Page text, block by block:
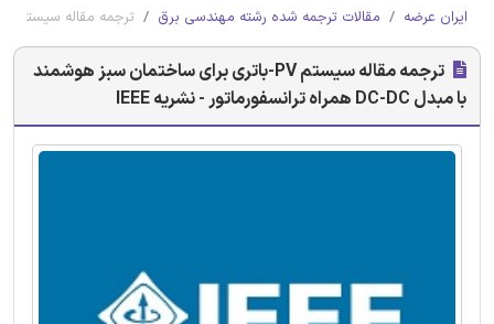
ایران عرضه مقالات ترجمه شده رشته مهندسی برق ترجمه مقاله سیستم PV-باتری برای ساختمان سبز هوشمند با مبدل DC-DC همراه ترانسفورماتور - نشریه IEEE
ترجمه مقاله سیستم PV-باتری برای ساختمان سبز هوشمند
با مبدل DC-DC همراه ترانسفورماتور - نشریه IEEE